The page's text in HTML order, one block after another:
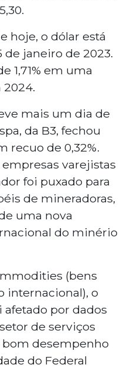
hoje, o dólar está
janeiro de 2023.
1,71% em uma
2024.
mais um dia de
da B3, fechou
recuo de 0,32%.
varejistas
foi puxado para
de mineradoras,
uma nova
do minério
(bens
internacional), o
por dados
de serviços
bom desempenho
do Federal